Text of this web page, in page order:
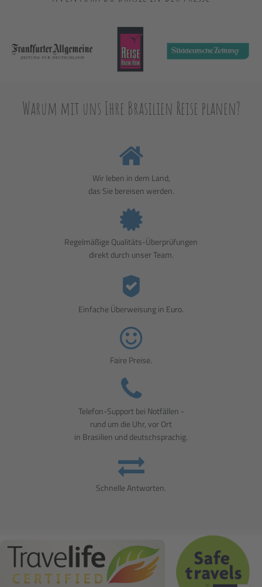
Warum mit uns Ihre Brasilien Reise planen?
Wir leben in dem Land,
das Sie bereisen werden.
Regelmäßige Qualitäts-Überprüfungen
direkt durch unser Team.
Einfache Überweisung in Euro.
Faire Preise.
Telefon-Support bei Notfällen -
rund um die Uhr, vor Ort
in Brasilien und deutschsprachig.
Schnelle Antworten.